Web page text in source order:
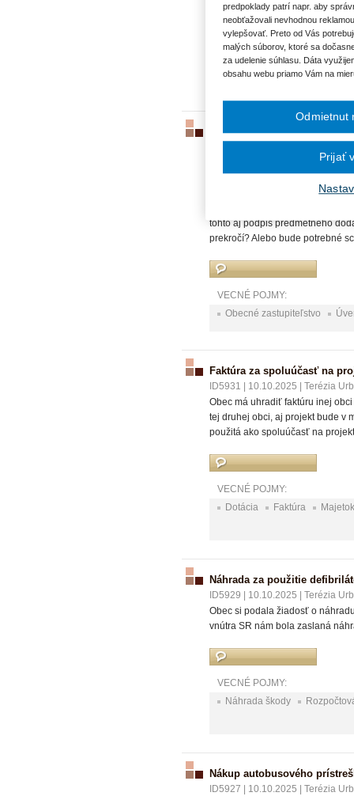
VECNÉ POJMY:
Mzda
Odvody
Dodatky k úverovým
Ak obec prijala úver od banky v
konečná splatnosť je na rok
tohto aj podpis predmetného
prekročí? Alebo bude potrebné
VECNÉ POJMY:
Obecné zastupiteľstvo
Faktúra za spoluúčasť na
ID5931 10.10.2025
Terézia
Obec má uhradiť faktúru inej
tej druhej obci, aj projekt bude v
použitá ako spoluúčasť na
VECNÉ POJMY:
Dotácia
Faktúra
Náhrada za použitie
ID5929 10.10.2025
Terézia
Obec si podala žiadosť o
vnútra SR nám bola zaslaná
VECNÉ POJMY:
Náhrada škody
Nákup autobusového
ID5927 10.10.2025
Terézia
predpoklady patrí napr. aby
neobťažovali nevhodnou
vylepšovať. Preto od Vás
malých súborov, ktoré sa
za udelenie súhlasu. Dáta
obsahu webu priamo Vám na
Odmietnut
Prijať